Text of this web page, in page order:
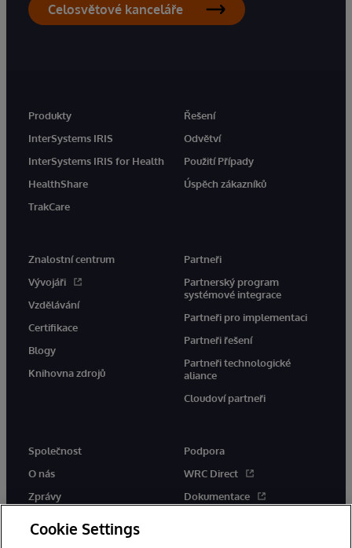
Celosvětové kanceláře
Produkty
InterSystems IRIS
InterSystems IRIS for Health
HealthShare
TrakCare
Řešení
Odvětví
Použití Případy
Úspěch zákazníků
Znalostní centrum
Vývojáři
Vzdělávání
Certifikace
Blogy
Knihovna zdrojů
Partneři
Partnerský program
systémové integrace
Partneři pro implementaci
Partneři řešení
Partneři technologické
aliance
Cloudoví partneři
Společnost
O nás
Zprávy
Podpora
WRC Direct
Dokumentace
Cookie Settings